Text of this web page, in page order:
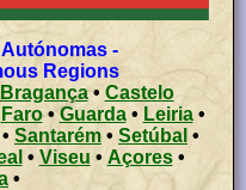
Regions
Bragança• Castelo
Faro•Guarda• Leiria•
• Santarém • Setúbal •
• Viseu• Açores •
•